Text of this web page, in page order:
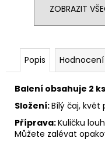
ZOBRAZIT
Popis Hodnocení
Balení obsahuje 2
Složení:Bílý čaj, květ
Příprava:Kuličku
Můžete zalévat